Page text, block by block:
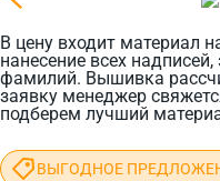
В цену входит материал
нанесение всех
фамилий. Вышивка
заявку менеджер
подберем лучший
ВЫГОДНОЕ